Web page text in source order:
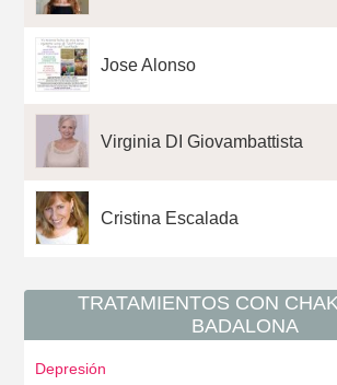
Jose Alonso
Virginia DI Giovambattista
Cristina Escalada
TRATAMIENTOS CON
BADALONA
Depresión